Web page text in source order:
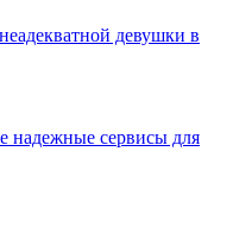
девушки в
надежные сервисы для